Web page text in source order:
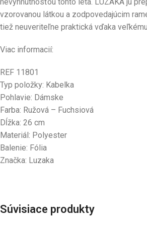
nevyhnutnosťou tohto leta. LUZAKA ju
vzorovanou látkou a zodpovedajúcim
tiež neuveriteľne praktická vďaka
Viac informacií:
REF 11801
Typ položky: Kabelka
Pohlavie: Dámske
Farba: Ružová – Fuchsiová
Dĺžka: 26 cm
Materiál: Polyester
Balenie: Fólia
Značka: Luzaka
Súvisiace produkty